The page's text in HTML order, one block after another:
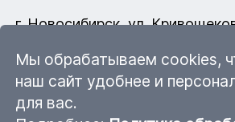
г. Новосибирск, ул.
nsk@ascent-import.ru
Мы обрабатываем cookies,
наш сайт удобнее и
для вас.